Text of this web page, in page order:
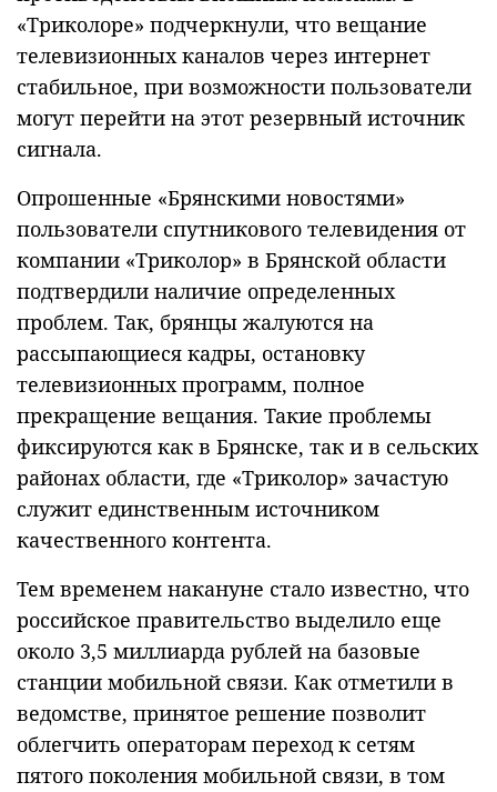
«Триколоре» подчеркнули, что вещание
телевизионных каналов через интернет
стабильное, при возможности пользователи
могут перейти на этот резервный источник
сигнала.
Опрошенные «Брянскими новостями»
пользователи спутникового телевидения от
компании «Триколор» в Брянской области
подтвердили наличие определенных
проблем. Так, брянцы жалуются на
рассыпающиеся кадры, остановку
телевизионных программ, полное
прекращение вещания. Такие проблемы
фиксируются как в Брянске, так и в сельских
районах области, где «Триколор» зачастую
служит единственным источником
качественного контента.
Тем временем накануне стало известно, что
российское правительство выделило еще
около 3,5 миллиарда рублей на базовые
станции мобильной связи. Как отметили в
ведомстве, принятое решение позволит
облегчить операторам переход к сетям
пятого поколения мобильной связи, в том